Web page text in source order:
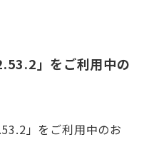
」をご利用中の
」をご利用中のお